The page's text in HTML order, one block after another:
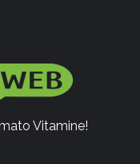
Vitamine!